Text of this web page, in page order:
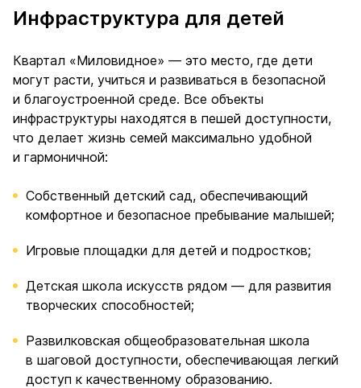
Инфраструктура для детей
Квартал «Миловидное» — это место, где дети
могут расти, учиться и развиваться в безопасной
и благоустроенной среде. Все объекты
инфраструктуры находятся в пешей доступности,
что делает жизнь семей максимально удобной
и гармоничной:
Собственный детский сад, обеспечивающий
комфортное и безопасное пребывание малышей;
Игровые площадки для детей и подростков;
Детская школа искусств рядом — для развития
творческих способностей;
Развилковская общеобразовательная школа
в шаговой доступности, обеспечивающая легкий
доступ к качественному образованию.